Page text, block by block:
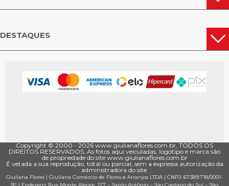
DESTAQUES
Copyright © 2000 - ­2026 www.giulianaflores.com.br, TODOS OS
DIREITOS RESERVADOS. As fotos aqui veiculadas, logotipo e marca são
de propriedade do site www.giulianaflores.com.br
É vetada a sua reprodução, total ou parcial, sem a expressa autorização da
administradora do site.
Giuliana Flores | Giuliana Comércio de Flores e Arranjos LTDA | CNPJ: 67.389.718/0001­